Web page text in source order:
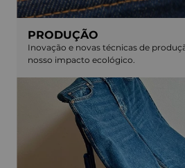
PRODUÇÃO
Inovação e novas técnicas de
nosso impacto ecológico.